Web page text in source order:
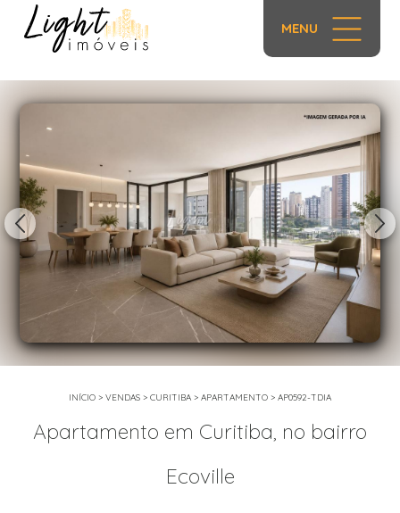
MENU
INÍCIO > VENDAS > CURITIBA > APARTAMENTO > AP0592-TDIA
Apartamento em Curitiba, no bairro
Ecoville